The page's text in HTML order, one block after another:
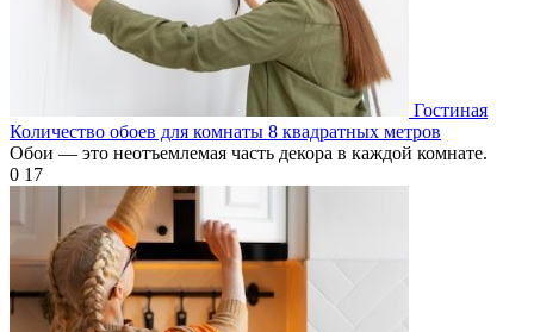
Гостиная
Количество обоев для комнаты 8 квадратных метров
Обои — это неотъемлемая часть декора в каждой комнате.
0 17